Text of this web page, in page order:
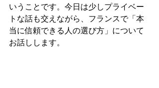
いうことです。今日は少しプライベー
トな話も交えながら、フランスで「本
当に信頼できる人の選び方」について
お話しします。